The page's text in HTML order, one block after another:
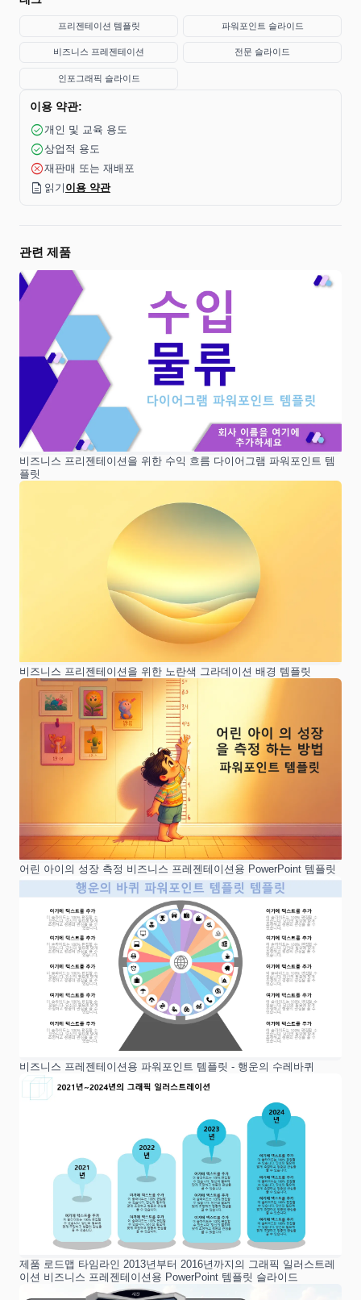
프리젠테이션 템플릿 파워포인트 슬라이드
비즈니스 프레젠테이션 전문 슬라이드
인포그래픽 슬라이드
이용 약관:
check_circle 개인 및 교육 용도
check_circle상업적 용도
cancel재판매 또는 재배포
description 읽기 이용 약관
관련 제품
비즈니스 프리젠테이션을 위한 수익 흐름 다이어그램 파워포인트 템
플릿
비즈니스 프리젠테이션을 위한 노란색 그라데이션 배경 템플릿
어린 아이의 성장 측정 비즈니스 프레젠테이션용 PowerPoint 템플릿
비즈니스 프레젠테이션용 파워포인트 템플릿 - 행운의 수레바퀴
제품 로드맵 타임라인 2013년부터 2016년까지의 그래픽 일러스트레
이션 비즈니스 프레젠테이션용 PowerPoint 템플릿 슬라이드